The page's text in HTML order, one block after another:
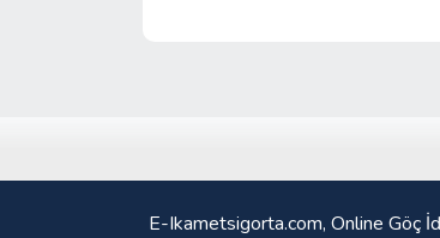
E-Ikametsigorta.com, Online Göç